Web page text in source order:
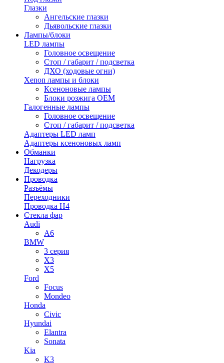
Глазки
Ангельские глазки
Дьявольские глазки
Лампы/блоки
LED лампы
Головное освещение
Стоп / габарит / подсветка
ДХО (ходовые огни)
Xenon лампы и блоки
Ксеноновые лампы
Блоки розжига OEM
Галогенные лампы
Головное освещение
Стоп / габарит / подсветка
Адаптеры LED ламп
Адаптеры ксеноновых ламп
Обманки
Нагрузка
Декодеры
Проводка
Разъёмы
Переходники
Проводка H4
Стекла фар
Audi
A6
BMW
3 серия
X3
X5
Ford
Focus
Mondeo
Honda
Civic
Hyundai
Elantra
Sonata
Kia
K3